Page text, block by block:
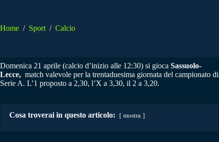
Home / Sport / Calcio
Domenica 21 aprile (calcio d’inizio alle 12:30) si gioca Sassuolo-
Lecce, match valevole per la trentaduesima giornata del campionato di
Serie A. L’1 proposto a 2,30, l’X a 3,30, il 2 a 3,20.
Cosa troverai in questo articolo: mostra